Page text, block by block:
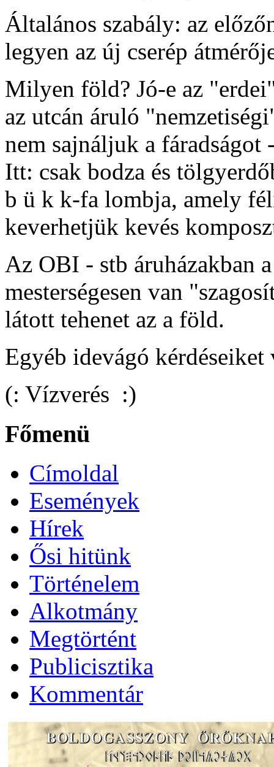
Általános szabály: az
legyen az új cserép
Milyen föld? Jó-e az
az utcán áruló
nem sajnáljuk a
Itt: csak bodza és
b ü k k-fa lombja, amely
keverhetjük kevés
Az OBI - stb áruházakban
mesterségesen van
látott tehenet az a föld.
Egyéb idevágó
(: Vízverés :)
Főmenü
Címoldal
Események
Hírek
Ősi hitünk
Történelem
Alkotmány
Megtörtént
Publicisztika
Kommentár